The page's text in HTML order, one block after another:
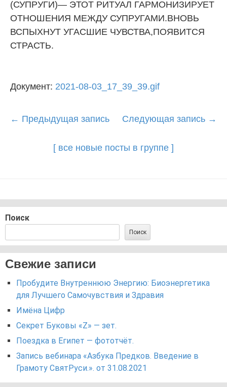
(СУПРУГИ)— ЭТОТ РИТУАЛ ГАРМОНИЗИРУЕТ
ОТНОШЕНИЯ МЕЖДУ СУПРУГАМИ.ВНОВЬ
ВСПЫХНУТ УГАСШИЕ ЧУВСТВА,ПОЯВИТСЯ
СТРАСТЬ.
Документ: 2021-08-03_17_39_39.gif
Post
← Предыдущая запись Следующая запись →
[ все новые посты в группе ]
Поиск
Поиск
Свежие записи
Пробудите Внутреннюю Энергию: Биоэнергетика
для Лучшего Самочувствия и Здравия
Имёна Цифр
Секрет Буковы «Z» — зет.
Поездка в Египет — фототчёт.
Запись вебинара «Азбука Предков. Введение в
Грамоту СвятРуси.». от 31.08.2021